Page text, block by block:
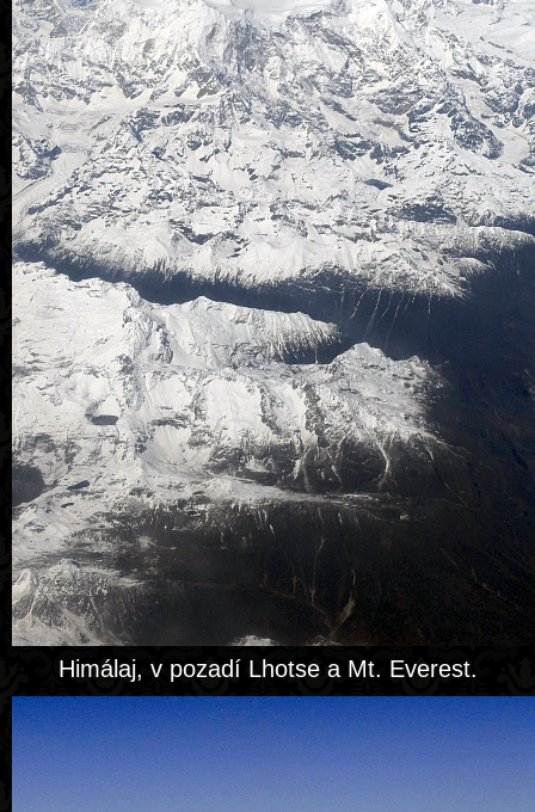
Himálaj, v pozadí Lhotse a Mt. Everest.